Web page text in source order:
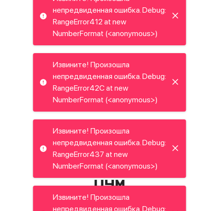
непредвиденная ошибка. Debug:
RangeError412 at new
NumberFormat (<anonymous>)
Извините! Произошла
непредвиденная ошибка. Debug:
RangeError42C at new
NumberFormat (<anonymous>)
Извините! Произошла
непредвиденная ошибка. Debug:
RangeError437 at new
NumberFormat (<anonymous>)
Извините! Произошла
непредвиденная ошибка. Debug: